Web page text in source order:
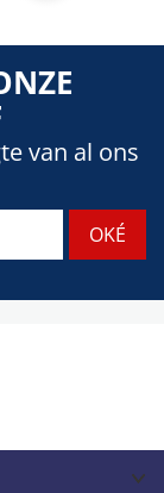
van al ons